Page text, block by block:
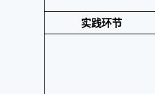
实践环节